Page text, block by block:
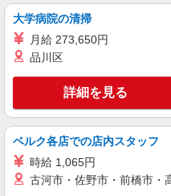
未経験
（店長候補
270,000円〜
あたり20時
3万円まで交
同条件 【手当】固定残業手当／資格手当／店舗職
制手当／住
途支給）※試
当の種類は
ン実施中！
≪新宿サ
サブナード
キープ
アルバイト
LOUNIE（ルーニィ）新宿店
時給1250
大学病院の清掃
月給 273,650円
品川区
詳細を見る
ベルク各店での店内スタッフ
時給 1,065円
古河市・佐野市・前橋市・